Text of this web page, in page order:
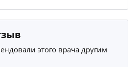
этого врача другим